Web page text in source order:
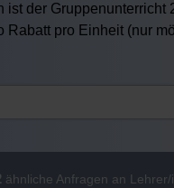
ist der Gruppenunterricht
Rabatt pro Einheit (nur
ähnliche Anfragen an Lehrer/